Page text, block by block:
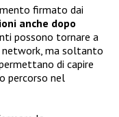
firmato dai
anche dopo
possono tornare a
ma soltanto
di capire
percorso nel